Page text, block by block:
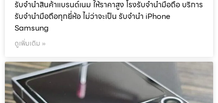
รับจำนำสินค้าแบรนด์เนม ให้ราคาสูง โรงรับจำนำมือถือ บริการ
รับจำนำมือถือทุกยี่ห้อ ไม่ว่าจะเป็น รับจำนำ iPhone
Samsung
ดูเพิ่มเติม »